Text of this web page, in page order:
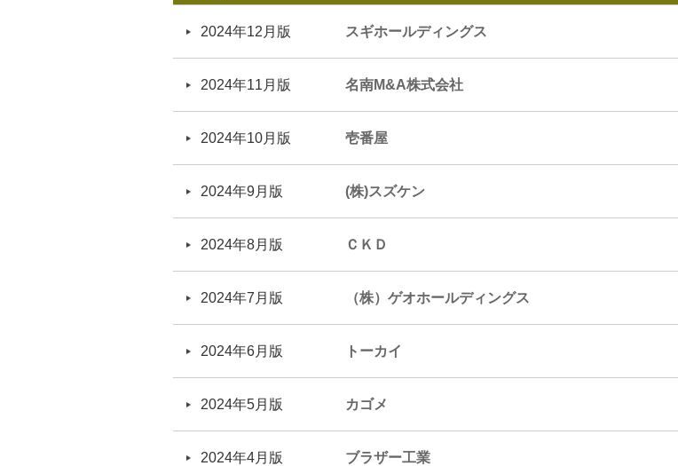
2024年12月版 スギホールディングス
2024年11月版 名南M&A株式会社
2024年10月版 壱番屋
2024年9月版 (株)スズケン
2024年8月版 ＣＫＤ
2024年7月版 （株）ゲオホールディングス
2024年6月版 トーカイ
2024年5月版 カゴメ
2024年4月版 ブラザー工業